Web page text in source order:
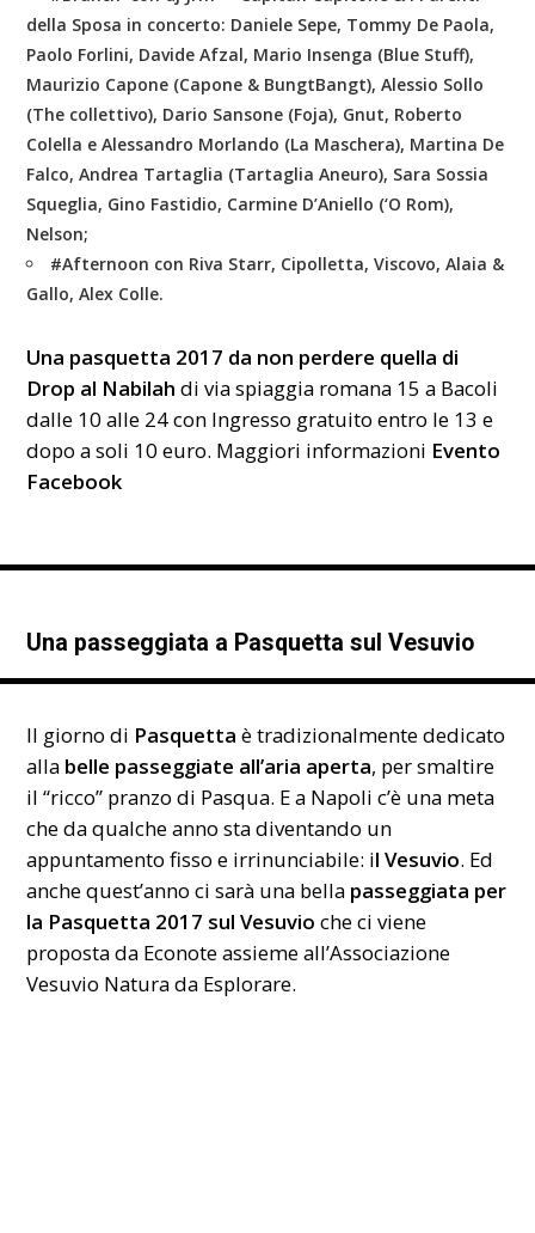
della Sposa in concerto: Daniele Sepe, Tommy De Paola,
Paolo Forlini, Davide Afzal, Mario Insenga (Blue Stuff),
Maurizio Capone (Capone & BungtBangt), Alessio Sollo
(The collettivo), Dario Sansone (Foja), Gnut, Roberto
Colella e Alessandro Morlando (La Maschera), Martina De
Falco, Andrea Tartaglia (Tartaglia Aneuro), Sara Sossia
Squeglia, Gino Fastidio, Carmine D’Aniello (‘O Rom),
Nelson;
#Afternoon con Riva Starr, Cipolletta, Viscovo, Alaia &
Gallo, Alex Colle.
Una pasquetta 2017 da non perdere quella di
Drop al Nabilah di via spiaggia romana 15 a Bacoli
dalle 10 alle 24 con Ingresso gratuito entro le 13 e
dopo a soli 10 euro. Maggiori informazioni Evento
Facebook
Una passeggiata a Pasquetta sul Vesuvio
Il giorno di Pasquetta è tradizionalmente dedicato
alla belle passeggiate all’aria aperta, per smaltire
il “ricco” pranzo di Pasqua. E a Napoli c’è una meta
che da qualche anno sta diventando un
appuntamento fisso e irrinunciabile: il Vesuvio. Ed
anche quest’anno ci sarà una bella passeggiata per
la Pasquetta 2017 sul Vesuvio che ci viene
proposta da Econote assieme all’Associazione
Vesuvio Natura da Esplorare.